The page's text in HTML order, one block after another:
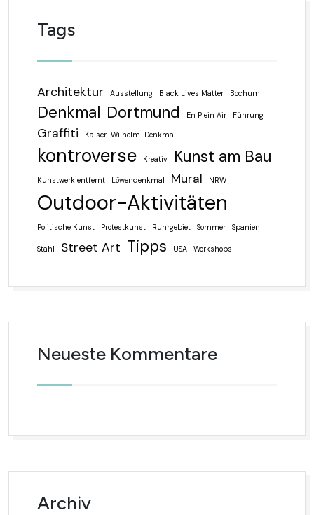
Tags
Architektur Ausstellung Black Lives Matter Bochum
Denkmal Dortmund En Plein Air Führung
Graffiti Kaiser-Wilhelm-Denkmal
kontroverse Kreativ Kunst am Bau
Kunstwerk entfernt Löwendenkmal Mural NRW
Outdoor-Aktivitäten
Politische Kunst Protestkunst Ruhrgebiet Sommer Spanien
Stahl Street Art Tipps USA Workshops
Neueste Kommentare
Archiv